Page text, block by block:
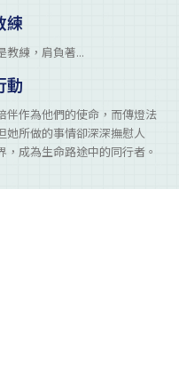
練
教練，肩負著...
動
伴作為他們的使命，而傳燈法
她所做的事情卻深深撫慰人
成為生命路途中的同行者。